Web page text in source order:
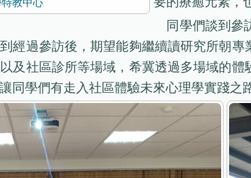
同學們談到參
經過參訪後，期望能夠繼續讀研究所朝
及社區診所等場域，希冀透過多場域的
同學們有走入社區體驗未來心理學實踐之路